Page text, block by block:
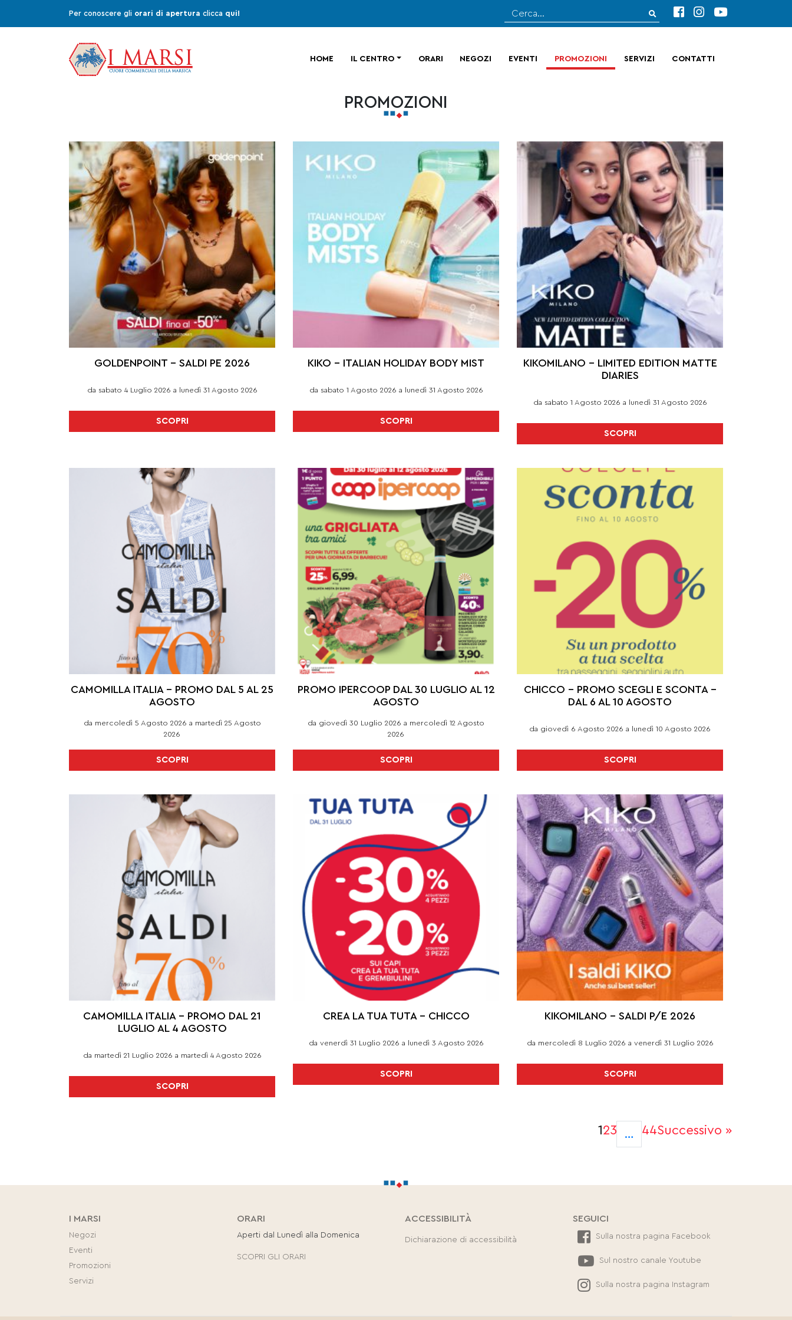
Per conoscere gli orari di apertura clicca qui!
HOME IL CENTRO ORARI NEGOZI EVENTI PROMOZIONI SERVIZI CONTATTI
PROMOZIONI
GOLDENPOINT – SALDI PE 2026
da sabato 4 Luglio 2026 a lunedì 31 Agosto 2026
SCOPRI
KIKO – ITALIAN HOLIDAY BODY MIST
da sabato 1 Agosto 2026 a lunedì 31 Agosto 2026
SCOPRI
KIKOMILANO – LIMITED EDITION MATTE
DIARIES
da sabato 1 Agosto 2026 a lunedì 31 Agosto 2026
SCOPRI
CAMOMILLA ITALIA – PROMO DAL 5 AL 25
AGOSTO
da mercoledì 5 Agosto 2026 a martedì 25 Agosto
2026
SCOPRI
PROMO IPERCOOP DAL 30 LUGLIO AL 12
AGOSTO
da giovedì 30 Luglio 2026 a mercoledì 12 Agosto
2026
SCOPRI
CHICCO – PROMO SCEGLI E SCONTA –
DAL 6 AL 10 AGOSTO
da giovedì 6 Agosto 2026 a lunedì 10 Agosto 2026
SCOPRI
CAMOMILLA ITALIA – PROMO DAL 21
LUGLIO AL 4 AGOSTO
da martedì 21 Luglio 2026 a martedì 4 Agosto 2026
SCOPRI
CREA LA TUA TUTA – CHICCO
da venerdì 31 Luglio 2026 a lunedì 3 Agosto 2026
SCOPRI
KIKOMILANO – SALDI P/E 2026
da mercoledì 8 Luglio 2026 a venerdì 31 Luglio 2026
SCOPRI
123 … 44Successivo »
I MARSI
Negozi
Eventi
Promozioni
Servizi
ORARI
Aperti dal Lunedì alla Domenica
SCOPRI GLI ORARI
ACCESSIBILITÀ
Dichiarazione di accessibilità
SEGUICI
Sulla nostra pagina Facebook
Sul nostro canale Youtube
Sulla nostra pagina Instagram